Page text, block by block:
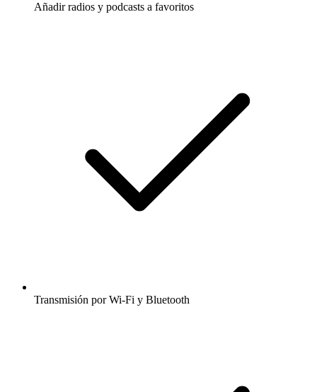
Añadir radios y podcasts a favoritos
Transmisión por Wi-Fi y Bluetooth